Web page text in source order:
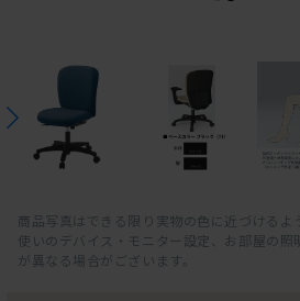
商品写真はできる限り実物の色に近づけるよ
使いのデバイス・モニター設定、お部屋の
が異なる場合がございます。